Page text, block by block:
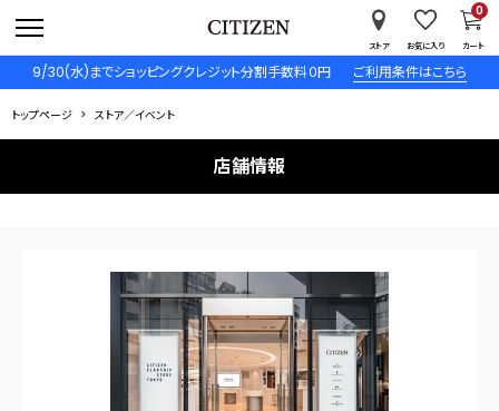
9/30(水)までショッピングクレジット分割手数料０円 ご利用条件はこちら
ストア お気に入り カート
0
トップページ ストア／イベント
店舗情報